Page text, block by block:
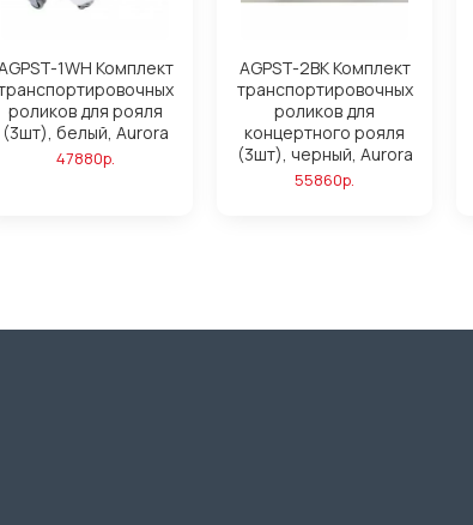
1WH Комплект
роликов для рояля
(3шт), белый, Aurora
47880р.
AGPST-2BK Комплект
транспортировочных
роликов для
концертного рояля
(3шт), черный, Aurora
55860р.